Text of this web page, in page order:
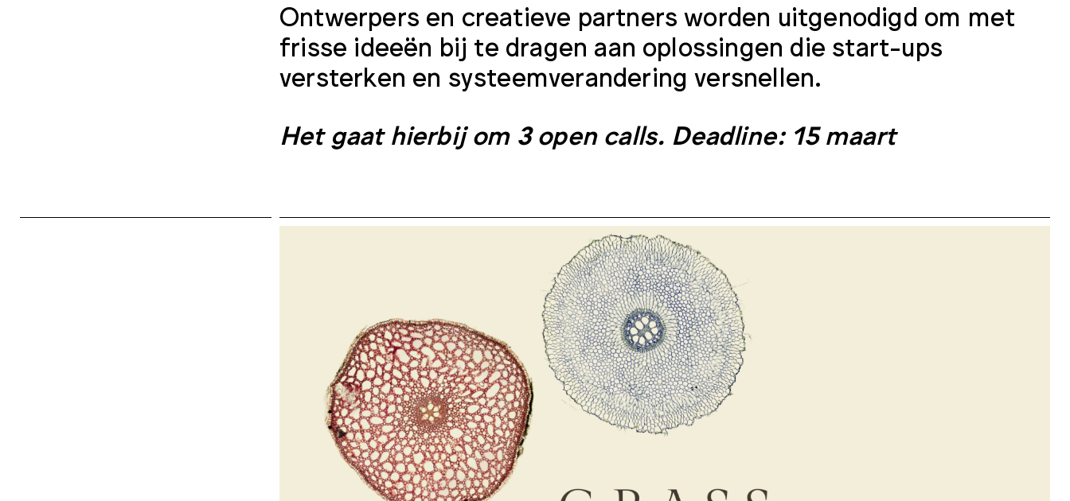
Ontwerpers en creatieve partners worden uitgenodigd om met
frisse ideeën bij te dragen aan oplossingen die start-ups
versterken en systeemverandering versnellen.
Het gaat hierbij om 3 open calls. Deadline: 15 maart